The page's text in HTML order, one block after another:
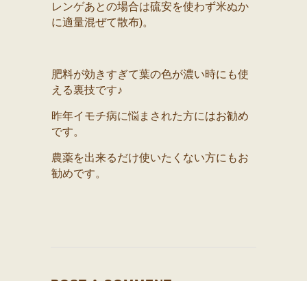
レンゲあとの場合は硫安を使わず米ぬか
に適量混ぜて散布)。
肥料が効きすぎて葉の色が濃い時にも使
える裏技です♪
昨年イモチ病に悩まされた方にはお勧め
です。
農薬を出来るだけ使いたくない方にもお
勧めです。